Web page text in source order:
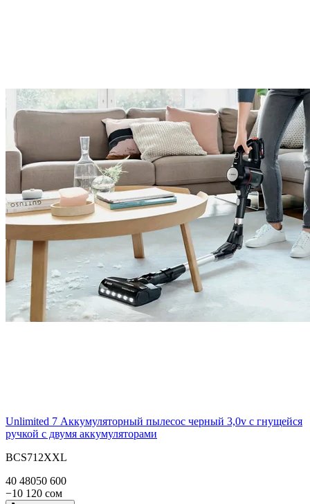
Unlimited 7 Аккумуляторный пылесос черный 3,0v с гнущейся
ручкой с двумя аккумуляторами
BCS712XXL
40 48050 600
−10 120 сом